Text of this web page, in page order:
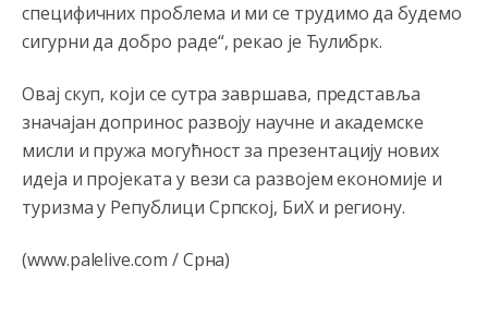
специфичних проблема и ми се трудимо да будемо
сигурни да добро раде“, рекао је Ћулибрк.
Овај скуп, који се сутра завршава, представља
значајан допринос развоју научне и академске
мисли и пружа могућност за презентацију нових
идеја и пројеката у вези са развојем економије и
туризма у Републици Српској, БиХ и региону.
(www.palelive.com / Срна)
Анонимно2801833 јуче 12:28
yбиће га Били као зеца
Анонимно2800426 јуче 2:05
Sto bogatiji-to skrtiji,sto tisi-to opasniji,sto pricivljiviji-to
gluplji,sto ljepsi-to razmazaniji,sto emotivniji-to
iskreniji,sto jaci- to bezdusniji,sto sladji u govoru-to
veci prevarant...
Mnogi nesposobni ljudi su daleko dogurali. Ko je